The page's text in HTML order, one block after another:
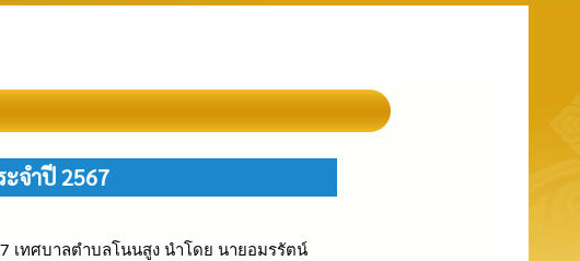
จำปี 2567
เทศบาลตำบลโนนสูง นำโดย นายอมรรัตน์